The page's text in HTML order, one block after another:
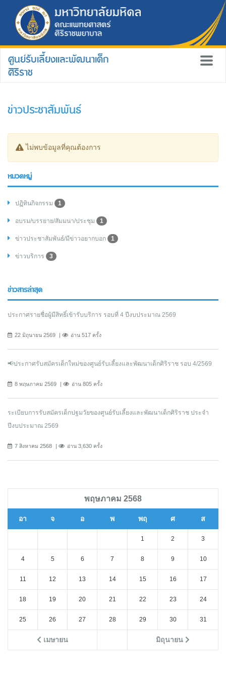
ศูนย์รับเลี้ยงและพัฒนาเด็ก
ศิริราช
ข่าวประชาสัมพันธ์
ไม่พบข้อมูลที่คุณต้องการ
หมวดหมู่
ปฏิทินกิจกรรม 1
อบรม/บรรยาย/สัมมนา/ประชุม 1
ข่าวประชาสัมพันธ์/มีข่าวอยากบอก 1
ข่าวบริการ 3
ข่าวสารล่าสุด
ประกาศรายชื่อผู้มีสิทธิ์เข้ารับบริการ รอบที่ 4 ปีงบประมาณ 2569
22 มิถุนายน 2569 อ่าน 517 ครั้ง
📢ประกาศรับสมัครเด็กใหม่ของศูนย์รับเลี้ยงและพัฒนาเด็กศิริราช รอบ 4/2569
8 พฤษภาคม 2569 อ่าน 805 ครั้ง
ระเบียบการรับสมัครเด็กปฐมวัยของศูนย์รับเลี้ยงและพัฒนาเด็กศิริราช ประจำ
ปีงบประมาณ 2569
7 สิงหาคม 2568 อ่าน 3,630 ครั้ง
พฤษภาคม 2568
อา จ อ พ พฤ ศ ส
เมษายน มิถุนายน
1 2 3
4 5 6 7 8 9 10
11 12 13 14 15 16 17
18 19 20 21 22 23 24
25 26 27 28 29 30 31